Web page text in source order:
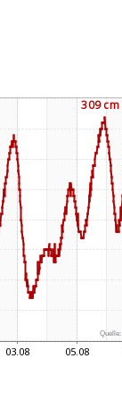
Quelle: